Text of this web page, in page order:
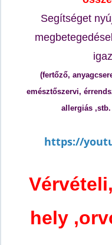
Segítséget
(fertőző,
emésztőszervi,
allergiás ,stb.
https://
hely